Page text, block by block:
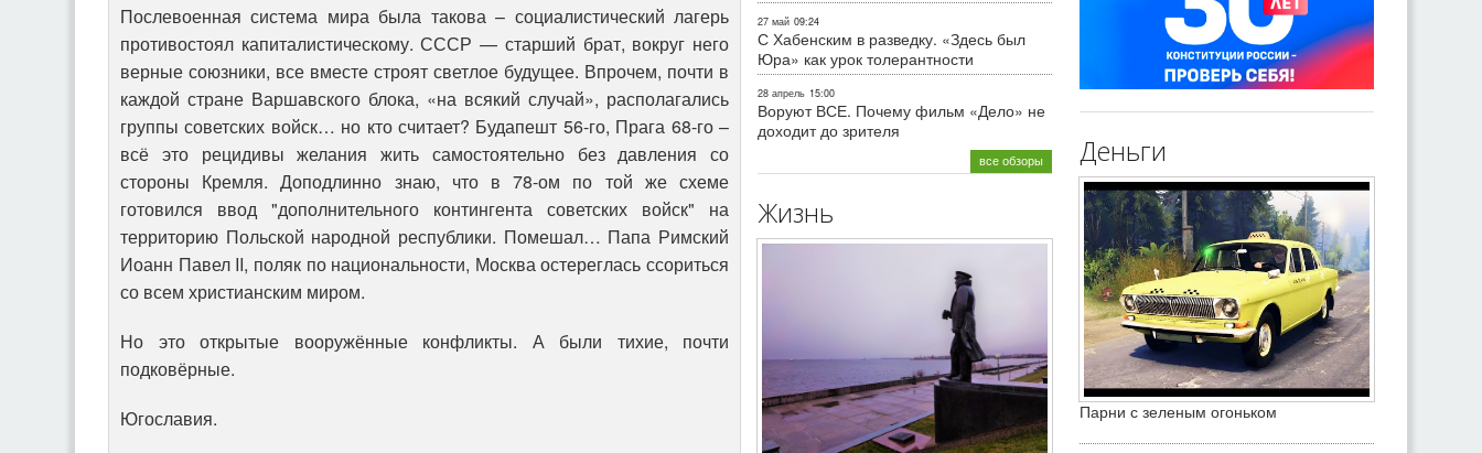
Послевоенная система мира была такова – социалистический лагерь
противостоял капиталистическому. СССР — старший брат, вокруг него
верные союзники, все вместе строят светлое будущее. Впрочем, почти в
каждой стране Варшавского блока, «на всякий случай», располагались
группы советских войск… но кто считает? Будапешт 56-го, Прага 68-го –
всё это рецидивы желания жить самостоятельно без давления со
стороны Кремля. Доподлинно знаю, что в 78-ом по той же схеме
готовился ввод "дополнительного контингента советских войск" на
территорию Польской народной республики. Помешал… Папа Римский
Иоанн Павел II, поляк по национальности, Москва остереглась ссориться
со всем христианским миром.
Но это открытые вооружённые конфликты. А были тихие, почти
подковёрные.
Югославия.
27 май 09:24
С Хабенским в разведку. «Здесь был
Юра» как урок толерантности
28 апрель 15:00
Воруют ВСЕ. Почему фильм «Дело» не
доходит до зрителя
все обзоры
Жизнь
Деньги
Парни с зеленым огоньком